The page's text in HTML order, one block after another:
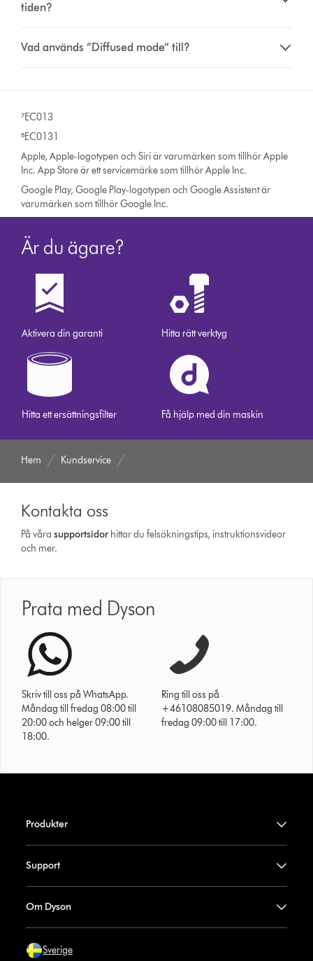
tiden?
Vad används ”Diffused mode” till?
⁷EC013
⁸EC0131
Apple, Apple-logotypen och Siri är varumärken som tillhör Apple
Inc. App Store är ett servicemärke som tillhör Apple Inc.
Google Play, Google Play-logotypen och Google Assistent är
varumärken som tillhör Google Inc.
Är du ägare?
Aktivera din garanti Hitta rätt verktyg
Hitta ett ersättningsfilter Få hjälp med din maskin
Hem Kundservice
Kontakta oss
På vårasupport­sidor hittar du felsökningstips, instruktionsvideor
och mer.
Prata med Dyson
Skriv till oss på WhatsApp.
Måndag till fredag 08:00 till
20:00 och helger 09:00 till
18:00.
Ring till oss på
+46108085019. Måndag till
fredag 09:00 till 17:00.
Produkter
Support
Om Dyson
Sverige